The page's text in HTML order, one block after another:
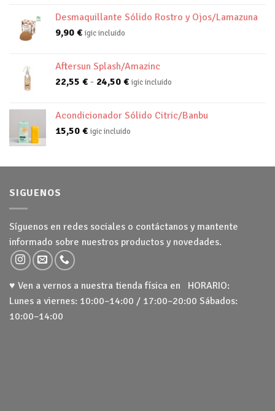
Desmaquillante Sólido Rostro y Ojos/Lamazuna
9,90 € igic incluido
Aftersun Splash/Amazinc
22,55 € - 24,50 €Rango
desde
22,55 €
igic incluido
Acondicionador Sólido Citric/Banbu
15,50 € igic incluido
SIGUENOS
Síguenos en redes sociales o contáctanos y mantente
informado sobre nuestros productos y novedades.
♥ Ven a vernos a nuestra tienda física en HORARIO:
Lunes a viernes: 10:00–14:00 / 17:00–20:00 Sábados:
10:00–14:00